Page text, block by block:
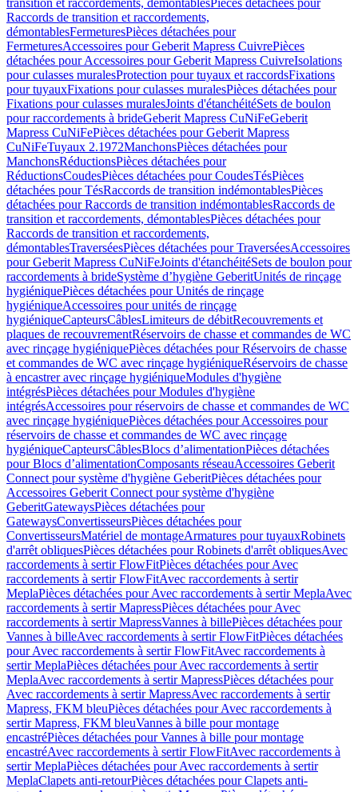
transition et raccordements, démontablesPièces détachées pour
Raccords de transition et raccordements,
démontablesFermeturesPièces détachées pour
FermeturesAccessoires pour Geberit Mapress CuivrePièces
détachées pour Accessoires pour Geberit Mapress CuivreIsolations
pour culasses muralesProtection pour tuyaux et raccordsFixations
pour tuyauxFixations pour culasses muralesPièces détachées pour
Fixations pour culasses muralesJoints d'étanchéitéSets de boulon
pour raccordements à brideGeberit Mapress CuNiFeGeberit
Mapress CuNiFePièces détachées pour Geberit Mapress
CuNiFeTuyaux 2.1972ManchonsPièces détachées pour
ManchonsRéductionsPièces détachées pour
RéductionsCoudesPièces détachées pour CoudesTésPièces
détachées pour TésRaccords de transition indémontablesPièces
détachées pour Raccords de transition indémontablesRaccords de
transition et raccordements, démontablesPièces détachées pour
Raccords de transition et raccordements,
démontablesTraverséesPièces détachées pour TraverséesAccessoires
pour Geberit Mapress CuNiFeJoints d'étanchéitéSets de boulon pour
raccordements à brideSystème d’hygiène GeberitUnités de rinçage
hygiéniquePièces détachées pour Unités de rinçage
hygiéniqueAccessoires pour unités de rinçage
hygiéniqueCapteursCâblesLimiteurs de débitRecouvrements et
plaques de recouvrementRéservoirs de chasse et commandes de WC
avec rinçage hygiéniquePièces détachées pour Réservoirs de chasse
et commandes de WC avec rinçage hygiéniqueRéservoirs de chasse
à encastrer avec rinçage hygiéniqueModules d'hygiène
intégrésPièces détachées pour Modules d'hygiène
intégrésAccessoires pour réservoirs de chasse et commandes de WC
avec rinçage hygiéniquePièces détachées pour Accessoires pour
réservoirs de chasse et commandes de WC avec rinçage
hygiéniqueCapteursCâblesBlocs d’alimentationPièces détachées
pour Blocs d’alimentationComposants réseauAccessoires Geberit
Connect pour système d'hygiène GeberitPièces détachées pour
Accessoires Geberit Connect pour système d'hygiène
GeberitGatewaysPièces détachées pour
GatewaysConvertisseursPièces détachées pour
ConvertisseursMatériel de montageArmatures pour tuyauxRobinets
d'arrêt obliquesPièces détachées pour Robinets d'arrêt obliquesAvec
raccordements à sertir FlowFitPièces détachées pour Avec
raccordements à sertir FlowFitAvec raccordements à sertir
MeplaPièces détachées pour Avec raccordements à sertir MeplaAvec
raccordements à sertir MapressPièces détachées pour Avec
raccordements à sertir MapressVannes à billePièces détachées pour
Vannes à billeAvec raccordements à sertir FlowFitPièces détachées
pour Avec raccordements à sertir FlowFitAvec raccordements à
sertir MeplaPièces détachées pour Avec raccordements à sertir
MeplaAvec raccordements à sertir MapressPièces détachées pour
Avec raccordements à sertir MapressAvec raccordements à sertir
Mapress, FKM bleuPièces détachées pour Avec raccordements à
sertir Mapress, FKM bleuVannes à bille pour montage
encastréPièces détachées pour Vannes à bille pour montage
encastréAvec raccordements à sertir FlowFitAvec raccordements à
sertir MeplaPièces détachées pour Avec raccordements à sertir
MeplaClapets anti-retourPièces détachées pour Clapets anti-